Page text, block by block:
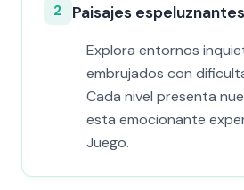
2 Paisajes espeluznantes
Explora entornos
embrujados con
Cada nivel presenta
esta emocionante
Juego.